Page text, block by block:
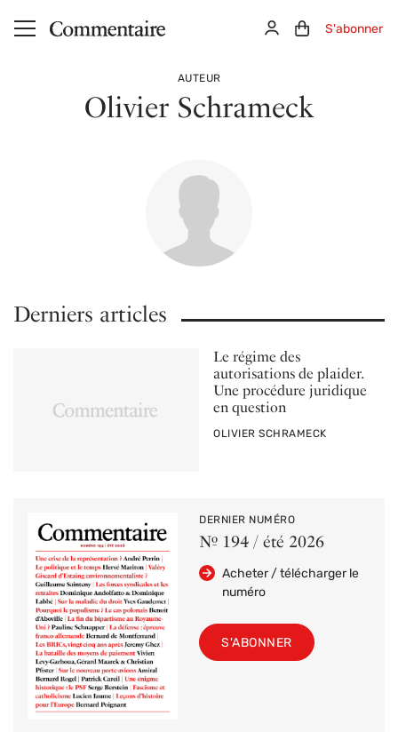
Aller au contenu principal ConnexionPanier (0)
S'abonner
AUTEUR
Olivier Schrameck
Derniers articles
Le régime des
autorisations de plaider.
Une procédure juridique
en question
PAR
OLIVIER SCHRAMECK
DERNIER NUMÉRO
Nº 194 / été 2026
Acheter / télécharger le
numéro
S'ABONNER